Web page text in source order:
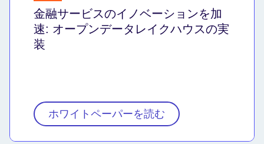
金融サービスのイノベーションを加
速: オープンデータレイクハウスの実
装
ホワイトペーパーを読む